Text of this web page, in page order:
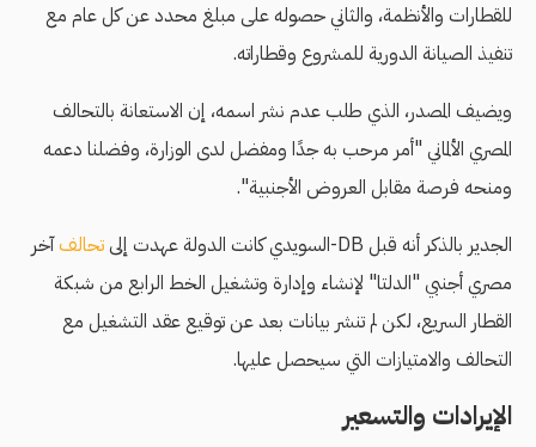
للقطارات والأنظمة، والثاني حصوله على مبلغ محدد عن كل عام مع
تنفيذ الصيانة الدورية للمشروع وقطاراته.
ويضيف المصدر، الذي طلب عدم نشر اسمه، إن الاستعانة بالتحالف
المصري الألماني "أمر مرحب به جدًا ومفضل لدى الوزارة، وفضلنا دعمه
ومنحه فرصة مقابل العروض الأجنبية".
الجدير بالذكر أنه قبل DB-السويدي كانت الدولة عهدت إلى
تحالفآخر
مصري أجنبي "الدلتا" لإنشاء وإدارة وتشغيل الخط الرابع من شبكة
القطار السريع، لكن لم تنشر بيانات بعد عن توقيع عقد التشغيل مع
التحالف والامتيازات التي سيحصل عليها.
الإيرادات والتسعير